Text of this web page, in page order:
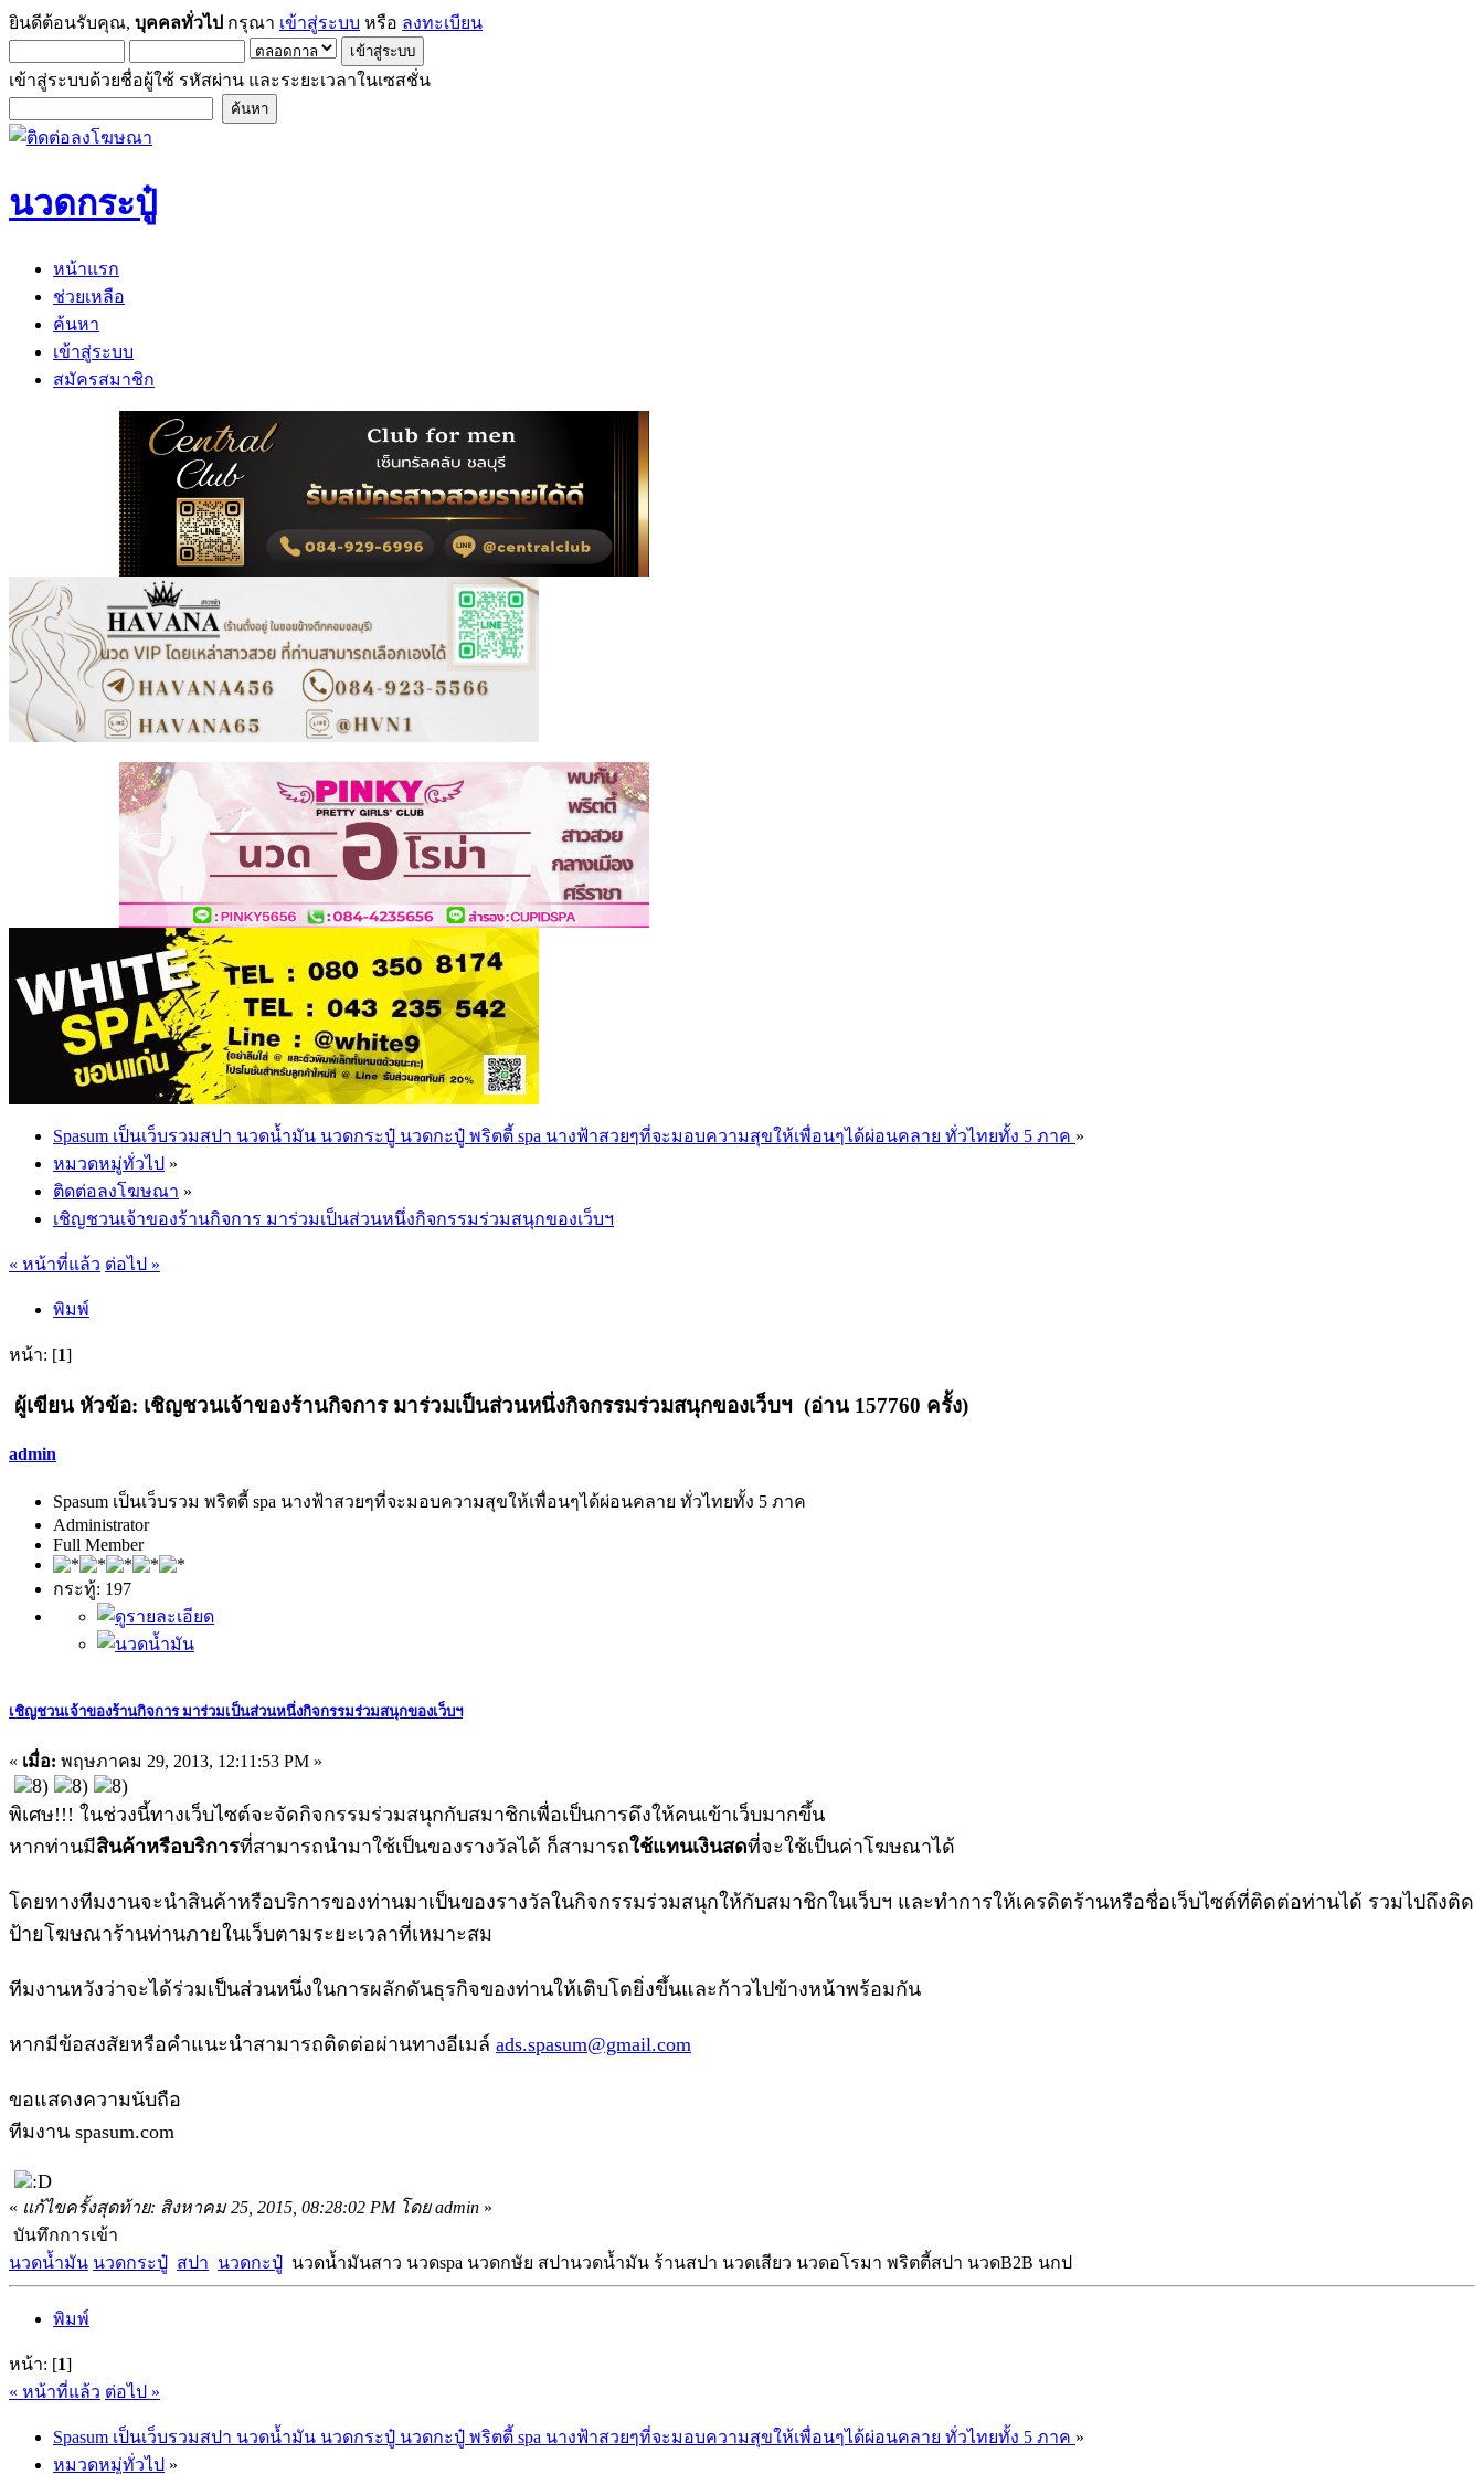
ยินดีต้อนรับคุณ, บุคคลทั่วไป กรุณา เข้าสู่ระบบ หรือ ลงทะเบียน
เข้าสู่ระบบด้วยชื่อผู้ใช้ รหัสผ่าน และระยะเวลาในเซสชั่น
นวดกระปู๋
หน้าแรก
ช่วยเหลือ
ค้นหา
เข้าสู่ระบบ
สมัครสมาชิก
Spasum เป็นเว็บรวมสปา นวดน้ำมัน นวดกระปู๋ นวดกะปู๋ พริตตี้ spa นางฟ้าสวยๆที่จะมอบความสุขให้เพื่อนๆได้ผ่อนคลาย ทั่วไทยทั้ง 5 ภาค »
หมวดหมู่ทั่วไป »
ติดต่อลงโฆษณา »
เชิญชวนเจ้าของร้านกิจการ มาร่วมเป็นส่วนหนึ่งกิจกรรมร่วมสนุกของเว็บฯ
« หน้าที่แล้ว ต่อไป »
พิมพ์
หน้า: [1]
ผู้เขียน หัวข้อ: เชิญชวนเจ้าของร้านกิจการ มาร่วมเป็นส่วนหนึ่งกิจกรรมร่วมสนุกของเว็บฯ (อ่าน 157760 ครั้ง)
admin
Spasum เป็นเว็บรวม พริตตี้ spa นางฟ้าสวยๆที่จะมอบความสุขให้เพื่อนๆได้ผ่อนคลาย ทั่วไทยทั้ง 5 ภาค
Administrator
Full Member
กระทู้: 197
เชิญชวนเจ้าของร้านกิจการ มาร่วมเป็นส่วนหนึ่งกิจกรรมร่วมสนุกของเว็บฯ
« เมื่อ: พฤษภาคม 29, 2013, 12:11:53 PM »
พิเศษ!!! ในช่วงนี้ทางเว็บไซต์จะจัดกิจกรรมร่วมสนุกกับสมาชิกเพื่อเป็นการดึงให้คนเข้าเว็บมากขึ้น
หากท่านมีสินค้าหรือบริการที่สามารถนำมาใช้เป็นของรางวัลได้ ก็สามารถใช้แทนเงินสดที่จะใช้เป็นค่าโฆษณาได้
โดยทางทีมงานจะนำสินค้าหรือบริการของท่านมาเป็นของรางวัลในกิจกรรมร่วมสนุกให้กับสมาชิกในเว็บฯ และทำการให้เครดิตร้านหรือชื่อเว็บไซต์ที่ติดต่อท่านได้ รวมไปถึงติด
ป้ายโฆษณาร้านท่านภายในเว็บตามระยะเวลาที่เหมาะสม
ทีมงานหวังว่าจะได้ร่วมเป็นส่วนหนึ่งในการผลักดันธุรกิจของท่านให้เติบโตยิ่งขึ้นและก้าวไปข้างหน้าพร้อมกัน
หากมีข้อสงสัยหรือคำแนะนำสามารถติดต่อผ่านทางอีเมล์ ads.spasum@gmail.com
ขอแสดงความนับถือ
ทีมงาน spasum.com
« แก้ไขครั้งสุดท้าย: สิงหาคม 25, 2015, 08:28:02 PM โดย admin »
บันทึกการเข้า
นวดน้ำมัน นวดกระปู๋ สปา นวดกะปู๋ นวดน้ำมันสาว นวดspa นวดกษัย สปานวดน้ำมัน ร้านสปา นวดเสียว นวดอโรมา พริตตี้สปา นวดB2B นกป
พิมพ์
หน้า: [1]
« หน้าที่แล้ว ต่อไป »
Spasum เป็นเว็บรวมสปา นวดน้ำมัน นวดกระปู๋ นวดกะปู๋ พริตตี้ spa นางฟ้าสวยๆที่จะมอบความสุขให้เพื่อนๆได้ผ่อนคลาย ทั่วไทยทั้ง 5 ภาค »
หมวดหมู่ทั่วไป »